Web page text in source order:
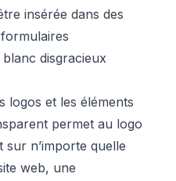
insérée dans des
disgracieux
logos et les éléments
permet au logo
sur n’importe quelle
web, une